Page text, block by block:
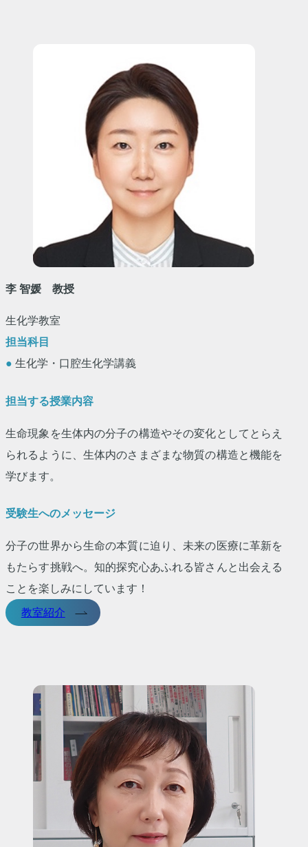
李 智媛 教授
生化学教室
担当科目
● 生化学・口腔生化学講義
担当する授業内容
生命現象を生体内の分子の構造やその変化としてとらえ
られるように、生体内のさまざまな物質の構造と機能を
学びます。
受験生へのメッセージ
分子の世界から生命の本質に迫り、未来の医療に革新を
もたらす挑戦へ。知的探究心あふれる皆さんと出会える
ことを楽しみにしています！
教室紹介